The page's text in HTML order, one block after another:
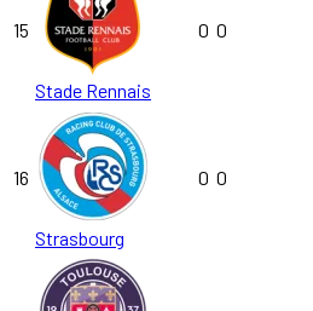
15
Stade Rennais
0 0
16
Strasbourg
0 0